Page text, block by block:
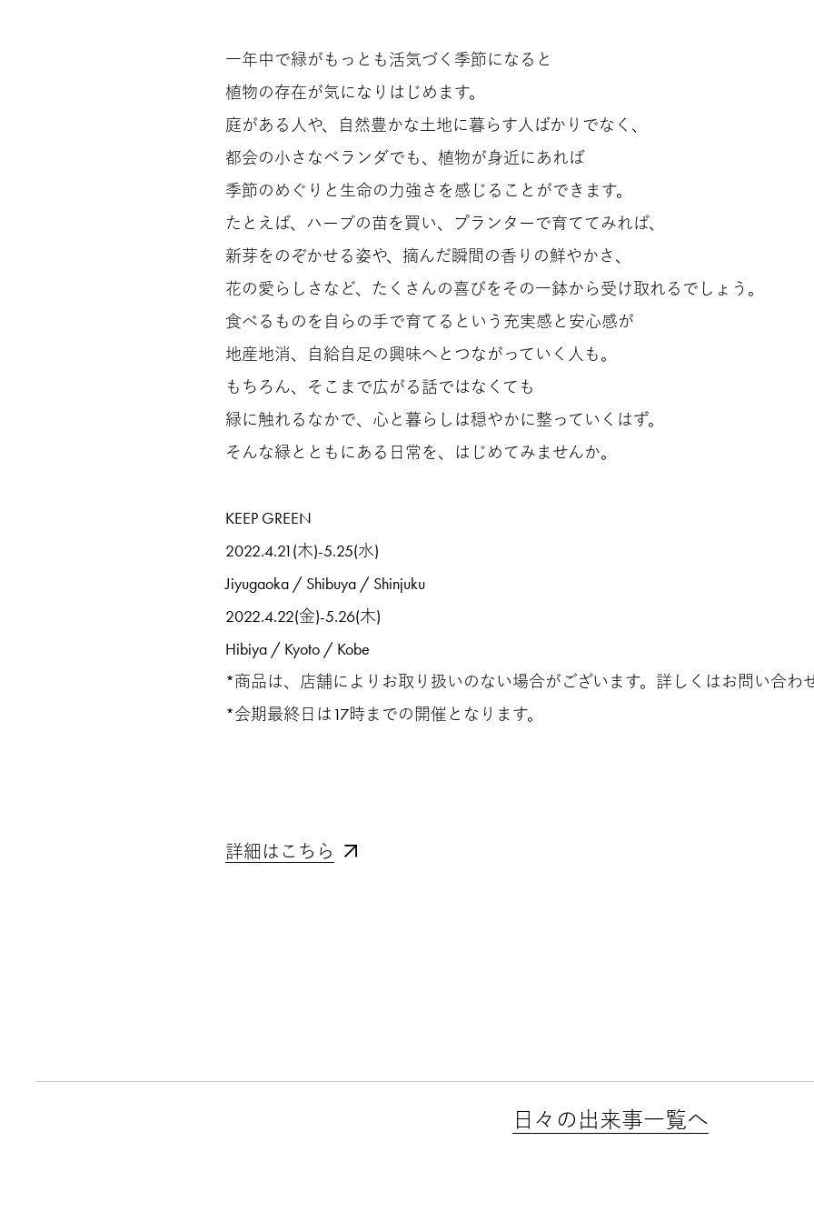
一年中で緑がもっとも活気づく季節になると
植物の存在が気になりはじめます。
庭がある人や、自然豊かな土地に暮らす人ばかりでなく、
都会の小さなベランダでも、植物が身近にあれば
季節のめぐりと生命の力強さを感じることができます。
たとえば、ハーブの苗を買い、プランターで育ててみれば、
新芽をのぞかせる姿や、摘んだ瞬間の香りの鮮やかさ、
花の愛らしさなど、たくさんの喜びをその一鉢から受け取れるでしょう。
食べるものを自らの手で育てるという充実感と安心感が
地産地消、自給自足の興味へとつながっていく人も。
もちろん、そこまで広がる話ではなくても
緑に触れるなかで、心と暮らしは穏やかに整っていくはず。
そんな緑とともにある日常を、はじめてみませんか。
KEEP GREEN
2022.4.21(木)-5.25(水)
Jiyugaoka / Shibuya / Shinjuku
2022.4.22(金)-5.26(木)
Hibiya / Kyoto / Kobe
*商品は、店舗によりお取り扱いのない場合がございます。詳しくはお問い合わ
*会期最終日は17時までの開催となります。
詳細はこちら
日々の出来事一覧へ